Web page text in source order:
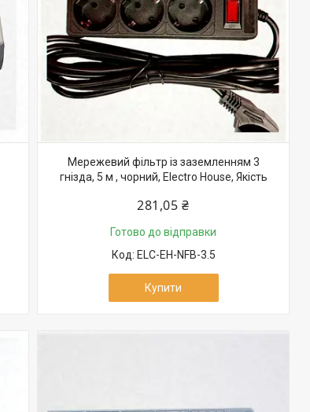
Мережевий фільтр із заземленням 3
гнізда, 5 м , чорний, Electro House, Якість
281,05 ₴
Готово до відправки
ELC-EH-NFB-3.5
Купити